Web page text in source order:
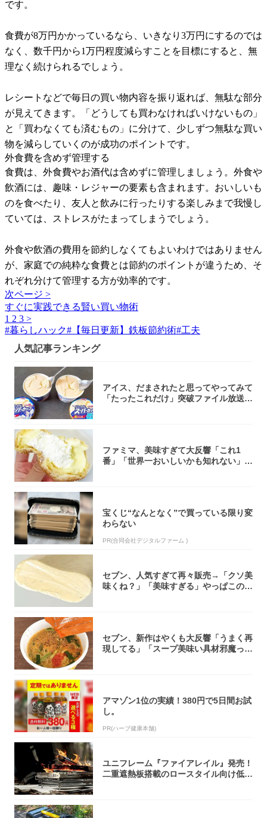
です。
食費が8万円かかっているなら、いきなり3万円にするのでは
なく、数千円から1万円程度減らすことを目標にすると、無
理なく続けられるでしょう。
レシートなどで毎日の買い物内容を振り返れば、無駄な部分
が見えてきます。「どうしても買わなければいけないもの」
と「買わなくても済むもの」に分けて、少しずつ無駄な買い
物を減らしていくのが成功のポイントです。
外食費を含めず管理する
食費は、外食費やお酒代は含めずに管理しましょう。外食や
飲酒には、趣味・レジャーの要素も含まれます。おいしいも
のを食べたり、友人と飲みに行ったりする楽しみまで我慢し
ていては、ストレスがたまってしまうでしょう。
外食や飲酒の費用を節約しなくてもよいわけではありません
が、家庭での純粋な食費とは節約のポイントが違うため、そ
れぞれ分けて管理する方が効率的です。
次ページ >
すぐに実践できる賢い買い物術
1 2 3 >
#暮らしハック# 【毎日更新】鉄板節約術#工夫
人気記事ランキング
アイス、だまされたと思ってやってみて
「たったこれだけ」突破ファイル放送で
ファミマ、美味すぎて大反響「これ1
番」「世界一おいしいかも知れない」
宝くじ“なんとなく”で買っている限り変
わらない
PR(合同会社デジタルファーム )
セブン、人気すぎて再々販売→「クソ美
味くね？」「美味すぎる」やっぱこのク
セブン、新作はやくも大反響「うまく再
現してる」「スープ美味い具材邪魔って
アマゾン1位の実績！380円で5日間お試
し。
PR(ハーブ健康本舗)
ユニフレーム『ファイアレイル』発売！
二重遮熱板搭載のロースタイル向け低型